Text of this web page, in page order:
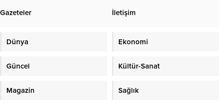
masum olsa. Aslında bu hafta başka
vizyonuyla buluşturuyor. Küresel
günümüzde dünya...
Gazeteler İletişim
Dünya Ekonomi
Güncel Kültür-Sanat
Magazin Sağlık